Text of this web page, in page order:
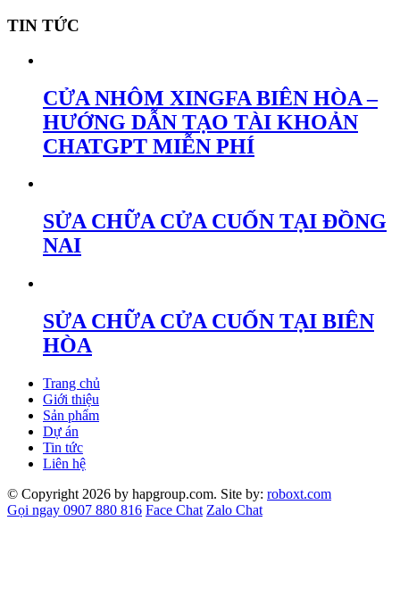
TIN TỨC
CỬA NHÔM XINGFA BIÊN HÒA –
HƯỚNG DẪN TẠO TÀI KHOẢN
CHATGPT MIỄN PHÍ
SỬA CHỮA CỬA CUỐN TẠI ĐỒNG
NAI
SỬA CHỮA CỬA CUỐN TẠI BIÊN
HÒA
Trang chủ
Giới thiệu
Sản phẩm
Dự án
Tin tức
Liên hệ
© Copyright 2026 by hapgroup.com. Site by: roboxt.com
Gọi ngay 0907 880 816 Face Chat Zalo Chat